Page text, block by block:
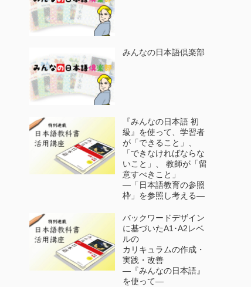
みんなの日本語倶楽部
『みんなの日本語 初
級』を使って、学習者
が「できること」、
「できなければならな
いこと」、 教師が「留
意すべきこと」
―「日本語教育の参照
枠」を参照し考える―
バックワードデザイン
に基づいたA1･A2レベ
ルの
カリキュラムの作成・
実践・改善
―『みんなの日本語』
を使って―